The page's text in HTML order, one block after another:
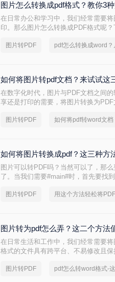
图片怎么转换成pdf格式？教你3
在日常办公和学习中，我们经常需要
印。那么图片怎么转换成PDF格式呢
图片转PDF
如何将图片转pdf文档？来试试这
在数字化时代，图片与PDF文档之间
享还是打印的需要，将图片转换为
图片转PDF
如何将图片转换成pdf？这三种方
图片可以转PDF吗？当然可以了，那
了。当我们需要#main#时，首先要找
图片转PDF
图片转为pdf怎么弄？这二个方法
在日常生活和工作中，我们经常需要
格式的文件具有跨平台、不易修改且
法。
图片转PDF